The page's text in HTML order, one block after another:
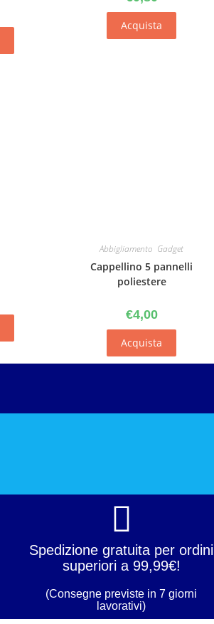
Acquista
Abbigliamento Gadget
Cappellino 5 pannelli
poliestere
€4,00
Acquista
Spedizione gratuita per ordini
superiori a 99,99€!
(Consegne previste in 7 giorni
lavorativi)